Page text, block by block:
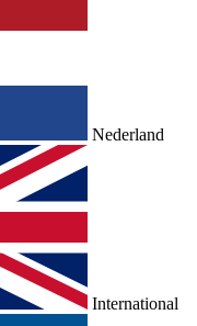
Nederland
International